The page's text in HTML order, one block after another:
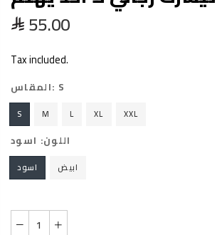
55.00
Tax included.
المقاس: S
S M L XL XXL
اللون: اسود
اسود ابيض